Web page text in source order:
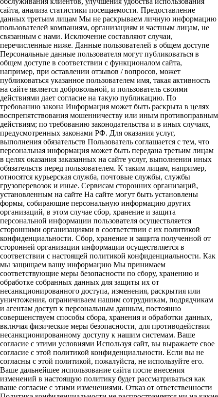
сайта, анализа статистики посещаемости. Предоставление
данных третьим лицам Мы не раскрываем личную информацию
пользователей компаниям, организациям и частным лицам, не
связанным с нами. Исключение составляют случаи,
перечисленные ниже. Данные пользователей в общем доступе
Персональные данные пользователя могут публиковаться в
общем доступе в соответствии с функционалом сайта,
например, при оставлении отзывов / вопросов, может
публиковаться указанное пользователем имя, такая активность
на сайте является добровольной, и пользователь своими
действиями дает согласие на такую публикацию. По
требованию закона Информация может быть раскрыта в целях
воспрепятствования мошенничеству или иным противоправным
действиям; по требованию законодательства и в иных случаях,
предусмотренных законами РФ. Для оказания услуг,
выполнения обязательств Пользователь соглашается с тем, что
персональная информация может быть передана третьим лицам
в целях оказания заказанных на сайте услуг, выполнении иных
обязательств перед пользователем. К таким лицам, например,
относятся курьерская служба, почтовые службы, службы
грузоперевозок и иные. Сервисам сторонних организаций,
установленным на сайте На сайте могут быть установлены
формы, собирающие персональную информацию других
организаций, в этом случае сбор, хранение и защита
персональной информации пользователя осуществляется
сторонними организациями в соответствии с их политикой
конфиденциальности. Сбор, хранение и защита полученной от
сторонней организации информации осуществляется в
соответствии с настоящей политикой конфиденциальности. Как
мы защищаем вашу информацию Мы принимаем
соответствующие меры безопасности по сбору, хранению и
обработке собранных данных для защиты их от
несанкционированного доступа, изменения, раскрытия или
уничтожения, ограничиваем нашим сотрудникам, подрядчикам
и агентам доступ к персональным данным, постоянно
совершенствуем способы сбора, хранения и обработки данных,
включая физические меры безопасности, для противодействия
несанкционированному доступу к нашим системам. Ваше
согласие с этими условиями Используя сайт, вы выражаете свое
согласие с этой политикой конфиденциальности. Если вы не
согласны с этой политикой, пожалуйста, не используйте его.
Ваше дальнейшее использование сайта после внесения
изменений в настоящую политику будет рассматриваться как
ваше согласие с этими изменениями. Отказ от ответственности